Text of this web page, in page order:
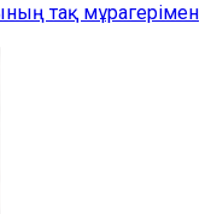
тақ мұрагерімен